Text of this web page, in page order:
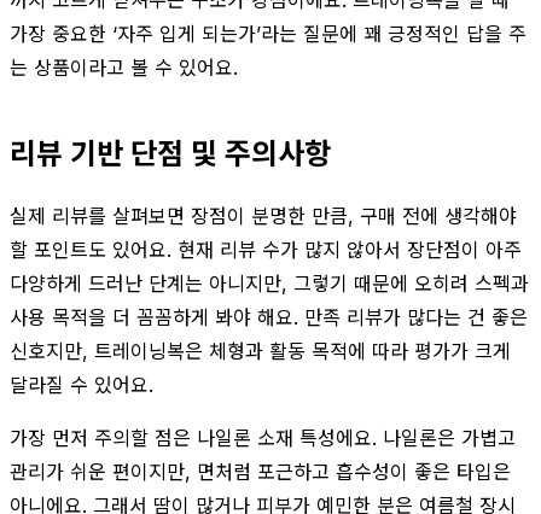
가장 중요한 ‘자주 입게 되는가’라는 질문에 꽤 긍정적인 답을 주
는 상품이라고 볼 수 있어요.
리뷰 기반 단점 및 주의사항
실제 리뷰를 살펴보면 장점이 분명한 만큼, 구매 전에 생각해야
할 포인트도 있어요. 현재 리뷰 수가 많지 않아서 장단점이 아주
다양하게 드러난 단계는 아니지만, 그렇기 때문에 오히려 스펙과
사용 목적을 더 꼼꼼하게 봐야 해요. 만족 리뷰가 많다는 건 좋은
신호지만, 트레이닝복은 체형과 활동 목적에 따라 평가가 크게
달라질 수 있어요.
가장 먼저 주의할 점은 나일론 소재 특성에요. 나일론은 가볍고
관리가 쉬운 편이지만, 면처럼 포근하고 흡수성이 좋은 타입은
아니에요. 그래서 땀이 많거나 피부가 예민한 분은 여름철 장시